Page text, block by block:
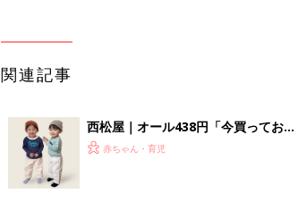
関連記事
西松屋｜オール438円「今買っておく
べき！」「保育園着にも◎」元子ども
赤ちゃん・育児